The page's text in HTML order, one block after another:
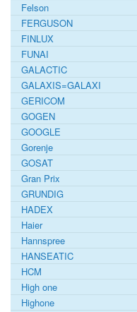
Felson
FERGUSON
FINLUX
FUNAI
GALACTIC
GALAXIS=GALAXI
GERICOM
GOGEN
GOOGLE
Gorenje
GOSAT
Gran Prix
GRUNDIG
HADEX
Haier
Hannspree
HANSEATIC
HCM
High one
Highone